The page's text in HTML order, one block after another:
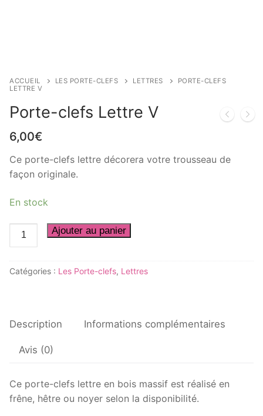
ACCUEIL LES PORTE-CLEFS LETTRES
PORTE-CLEFS
LETTRE V
Porte-clefs Lettre V
6,00€
Ce porte-clefs lettre décorera votre trousseau de
façon originale.
En stock
quantité
de
clefs
Ajouter au panier
Catégories : Les Porte-clefs, Lettres
Description Informations complémentaires
Avis (0)
Ce porte-clefs lettre en bois massif est réalisé en
frêne, hêtre ou noyer selon la disponibilité.